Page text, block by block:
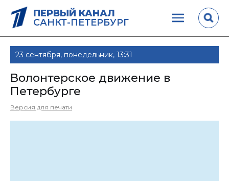
ПЕРВЫЙ КАНАЛ
САНКТ-ПЕТЕРБУРГ
23 сентября, понедельник, 13:31
Волонтерское движение в
Петербурге
Версия для печати